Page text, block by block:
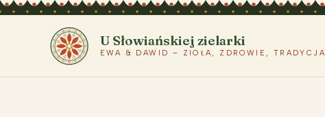
Przejdź
U Słowiańskiej zielarki
EWA & DAWID – ZIOŁA, ZDROWIE, TRADYCJA